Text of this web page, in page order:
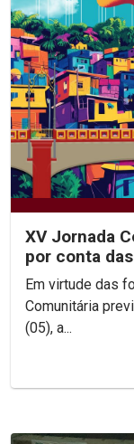
XV Jornada
por conta
Em virtude das
Comunitária
(05), a...